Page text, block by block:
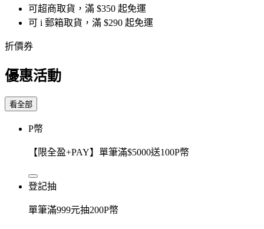
可超商取貨，滿 $350 起免運
可 i 郵箱取貨，滿 $290 起免運
折價券
優惠活動
看全部
P幣
【限全盈+PAY】單筆滿$5000送100P幣
登記抽
單筆滿999元抽200P幣